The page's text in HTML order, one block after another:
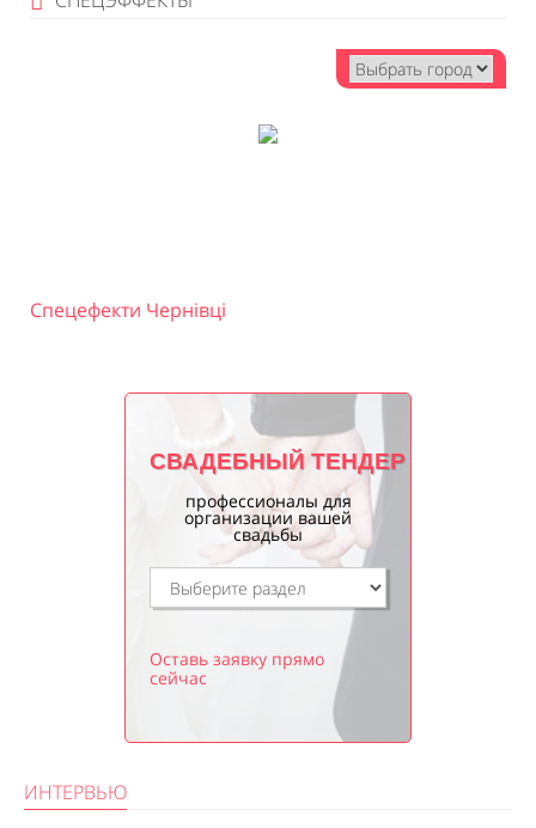
Спецефекти Чернівці
СВАДЕБНЫЙ ТЕНДЕР
профессионалы для
организации вашей
свадьбы
Оставь заявку прямо
сейчас
ИНТЕРВЬЮ